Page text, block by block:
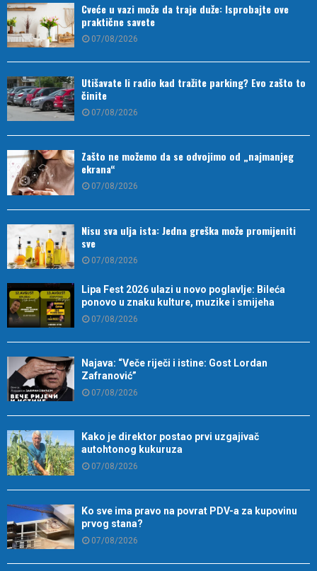
Cveće u vazi može da traje duže: Isprobajte ove
praktične savete
07/08/2026
Utišavate li radio kad tražite parking? Evo zašto to
činite
07/08/2026
Zašto ne možemo da se odvojimo od „najmanjeg
ekrana“
07/08/2026
Nisu sva ulja ista: Jedna greška može promijeniti
sve
07/08/2026
Lipa Fest 2026 ulazi u novo poglavlje: Bileća
ponovo u znaku kulture, muzike i smijeha
07/08/2026
Najava: “Veče riječi i istine: Gost Lordan
Zafranović”
07/08/2026
Kako je direktor postao prvi uzgajivač
autohtonog kukuruza
07/08/2026
Ko sve ima pravo na povrat PDV-a za kupovinu
prvog stana?
07/08/2026